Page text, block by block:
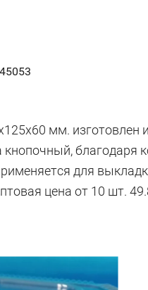
мм.
для
цена от 10 шт.